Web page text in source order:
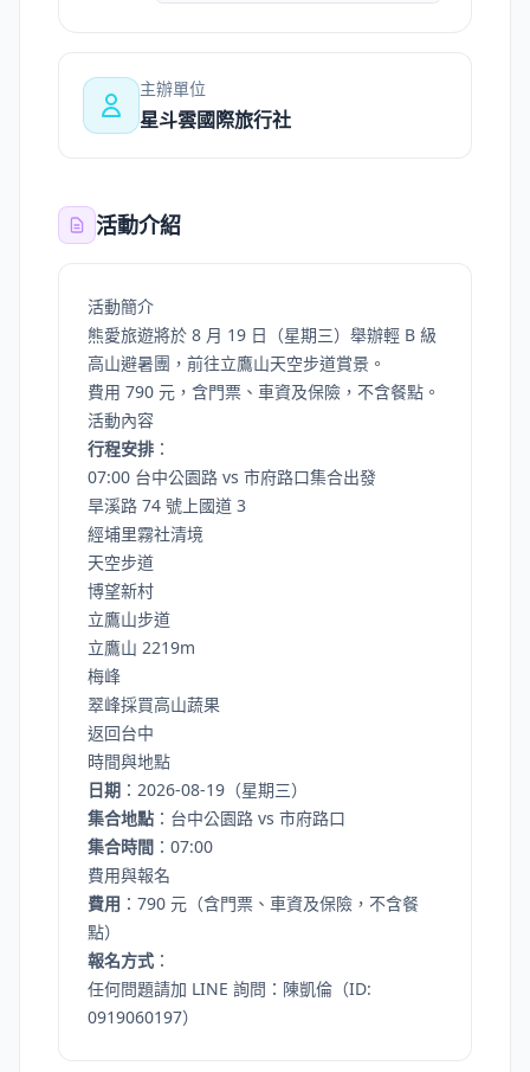
主辦單位
星斗雲國際旅行社
活動介紹
活動簡介
熊愛旅遊將於 8 月 19 日（星期三）舉辦輕 B 級
高山避暑團，前往立鷹山天空步道賞景。
費用 790 元，含門票、車資及保險，不含餐點。
活動內容
行程安排 ：
07:00 台中公園路 vs 市府路口集合出發
旱溪路 74 號上國道 3
經埔里霧社清境
天空步道
博望新村
立鷹山步道
立鷹山 2219m
梅峰
翠峰採買高山蔬果
返回台中
時間與地點
日期 ：2026-08-19（星期三）
集合地點 ：台中公園路 vs 市府路口
集合時間 ：07:00
費用與報名
費用 ：790 元（含門票、車資及保險，不含餐
點）
報名方式 ：
任何問題請加 LINE 詢問：陳凱倫（ID:
0919060197）